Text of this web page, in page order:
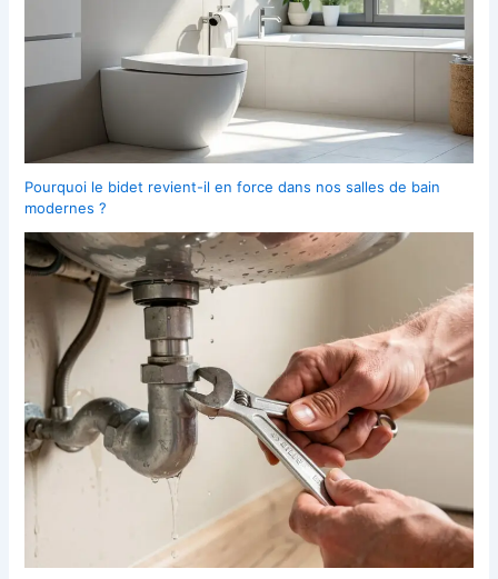
Pourquoi le bidet revient-il en force dans nos salles de bain
modernes ?